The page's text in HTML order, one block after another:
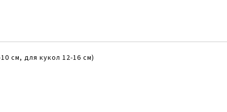
см, для кукол 12-16 см)